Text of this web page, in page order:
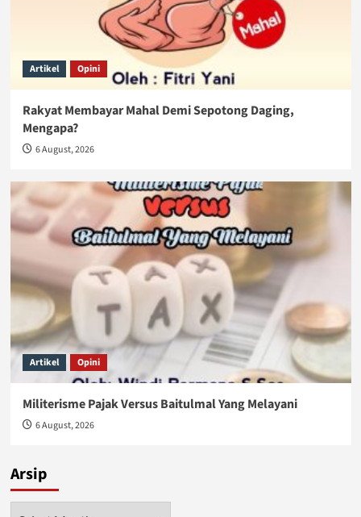
Artikel Opini
Rakyat Membayar Mahal Demi Sepotong Daging,
Mengapa?
6 August, 2026
Artikel Opini
Militerisme Pajak Versus Baitulmal Yang Melayani
6 August, 2026
Arsip